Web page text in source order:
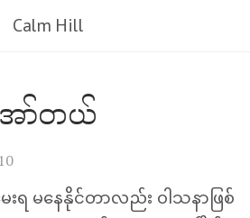
Calm Hill
ာ်တယ်
းရ မနေနိုင်တာလည်း ဝါသနာဖြစ်